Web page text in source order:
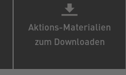
Aktions-Materialien
zum Downloaden